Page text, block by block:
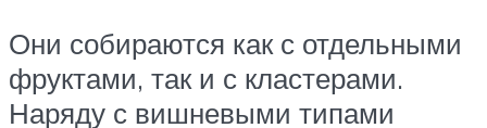
Они собираются как с отдельными
фруктами, так и с кластерами.
Наряду с вишневыми типами